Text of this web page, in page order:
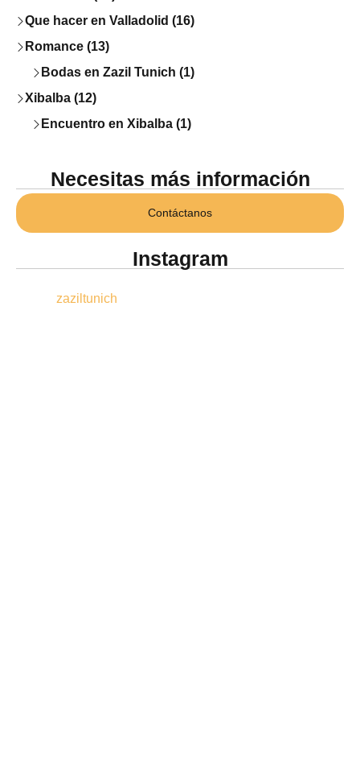
Que hacer en Valladolid (16)
Romance (13)
Bodas en Zazil Tunich (1)
Xibalba (12)
Encuentro en Xibalba (1)
Necesitas más información
Contáctanos
Instagram
zaziltunich